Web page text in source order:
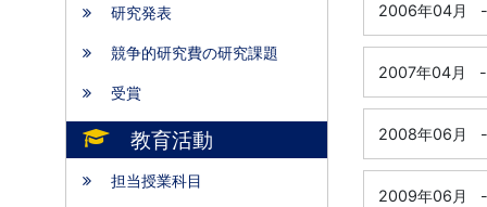
研究発表
競争的研究費の研究課題
受賞
教育活動
担当授業科目
2006年04月 -
2007年04月 -
2008年06月 -
2009年06月 -